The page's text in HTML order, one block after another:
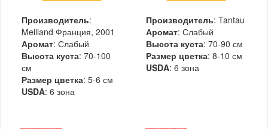
Производитель:
Meilland Франция, 2001
Аромат: Слабый
Высота куста: 70-100
см
Размер цветка: 5-6 см
USDA: 6 зона
Производитель: Tantau
Аромат: Слабый
Высота куста: 70-90 см
Размер цветка: 8-10 см
USDA: 6 зона